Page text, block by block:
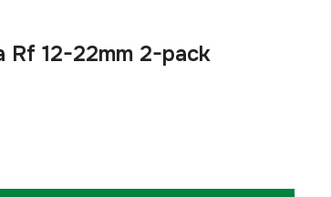
Rf 12-22mm 2-pack